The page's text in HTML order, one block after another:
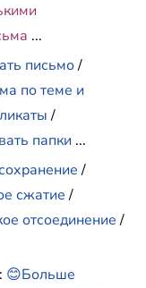
...
письмо/
по теме и
/
папки ...
/
сжатие/
отсоединение/
: 😊Больше